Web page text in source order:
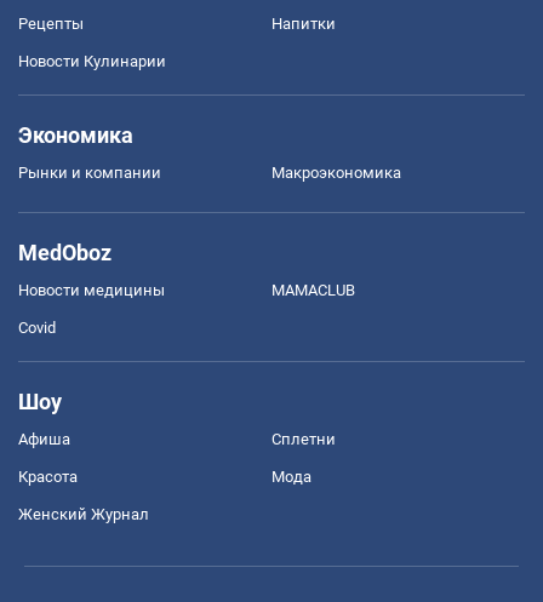
Рецепты Напитки
Новости Кулинарии
Экономика
Рынки и компании Mакроэкономика
MedOboz
Новости медицины MAMACLUB
Covid
Шоу
Афиша Сплетни
Красота Мода
Женский Журнал